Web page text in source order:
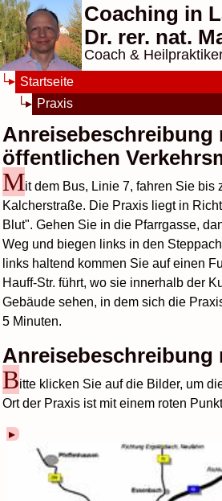
Coaching in
Dr. rer. nat.
Coach &
Startseite
Praxis
Anreisebeschreibung
öffentlichen
Mit dem Bus, Linie 7, fahren Sie bis
Kalcherstraße. Die Praxis liegt in
Blut". Gehen Sie in die Pfarrgasse,
Weg und biegen links in den
links haltend kommen Sie auf einen
Hauff-Str. führt, wo sie innerhalb der
Gebäude sehen, in dem sich die
5 Minuten.
Anreisebeschreibung
Bitte klicken Sie auf die Bilder, um
Ort der Praxis ist mit einem roten